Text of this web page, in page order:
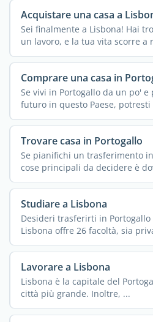
Acquistare una casa a
Sei finalmente a Lisbona! Hai
un lavoro, e la tua vita scorre a
...
Comprare una casa in
Se vivi in Portogallo da un po'
futuro in questo Paese, potresti
Trovare casa in Portogallo
Se pianifichi un trasferimento
cose principali da decidere è
Studiare a Lisbona
Desideri trasferirti in
Lisbona offre 26 facoltà, sia
Lavorare a Lisbona
Lisbona è la capitale del
città più grande. Inoltre, ...